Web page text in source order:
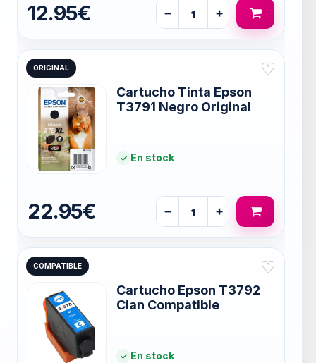
12.95€ − +
ORIGINAL ♡
Cartucho Tinta Epson
T3791 Negro Original
En stock
22.95€ − +
COMPATIBLE ♡
Cartucho Epson T3792
Cian Compatible
En stock